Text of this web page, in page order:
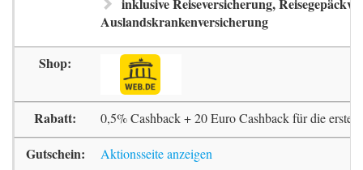
Auslandskrankenversicherung
0,5% Cashback + 20 Euro Cashback für die erste
Aktionsseite anzeigen